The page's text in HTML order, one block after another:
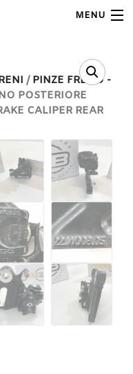
MENU
/ PINZE FRENO -
POSTERIORE
CALIPER REAR